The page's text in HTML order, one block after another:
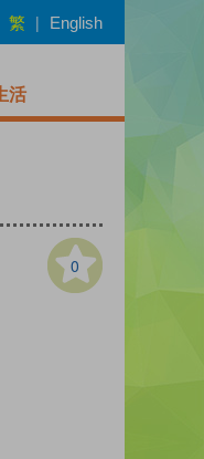
繁 | English
活
0